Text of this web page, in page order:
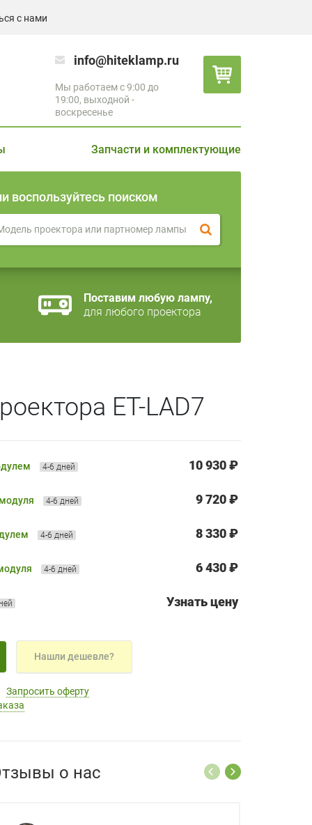
с нами
info@hiteklamp.ru
Мы работаем с 9:00 до
19:00, выходной -
воскресенье
Запчасти и комплектующие
воспользуйтесь поиском
Поставим любую лампу,
для любого проектора
ET-LAD7
4-6 дней 10 930 ₽
4-6 дней 9 720 ₽
4-6 дней 8 330 ₽
4-6 дней 6 430 ₽
Узнать цену
Нашли дешевле?
Запросить оферту
о нас